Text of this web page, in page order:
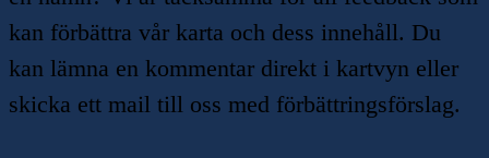
kan förbättra vår karta och dess innehåll. Du
kan lämna en kommentar direkt i kartvyn eller
skicka ett mail till oss med förbättringsförslag.